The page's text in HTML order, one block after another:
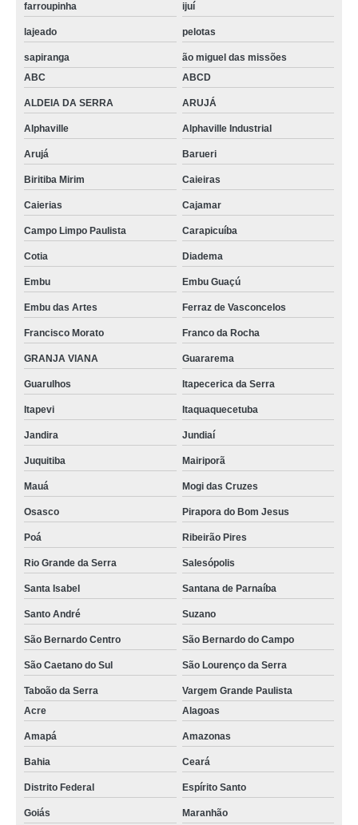
farroupinha ijuí
lajeado pelotas
sapiranga
ão miguel das missões
ABC
ABCD
ALDEIA DA SERRA ARUJÁ
Alphaville Alphaville Industrial
Arujá Barueri
Biritiba Mirim Caieiras
Caierias Cajamar
Campo Limpo Paulista Carapicuíba
Cotia Diadema
Embu Embu Guaçú
Embu das Artes Ferraz de Vasconcelos
Francisco Morato Franco da Rocha
GRANJA VIANA Guararema
Guarulhos Itapecerica da Serra
Itapevi Itaquaquecetuba
Jandira Jundiaí
Juquitiba Mairiporã
Mauá Mogi das Cruzes
Osasco Pirapora do Bom Jesus
Poá Ribeirão Pires
Rio Grande da Serra Salesópolis
Santa Isabel Santana de Parnaíba
Santo André Suzano
São Bernardo Centro São Bernardo do Campo
São Caetano do Sul São Lourenço da Serra
Taboão da Serra
Vargem Grande Paulista
Acre
Alagoas
Amapá Amazonas
Bahia Ceará
Distrito Federal Espírito Santo
Goiás Maranhão